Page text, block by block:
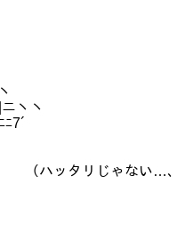
ヽ
タリじゃない…、な